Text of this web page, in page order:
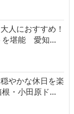
人におすすめ！
を堪能 愛知…
やかな休日を楽
・小田原ド…